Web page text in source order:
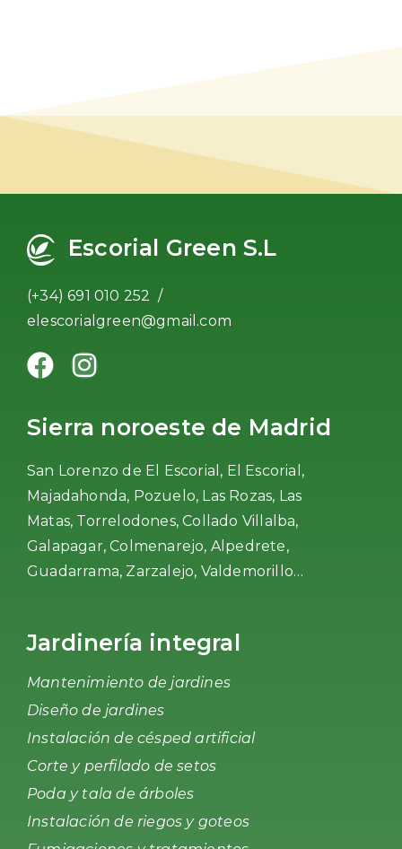
Escorial Green S.L
(+34) 691 010 252 /
elescorialgreen@gmail.com
Sierra noroeste de Madrid
San Lorenzo de El Escorial, El Escorial,
Majadahonda, Pozuelo, Las Rozas, Las
Matas, Torrelodones, Collado Villalba,
Galapagar, Colmenarejo, Alpedrete,
Guadarrama, Zarzalejo, Valdemorillo…
Jardinería integral
Mantenimiento de jardines
Diseño de jardines
Instalación de césped artificial
Corte y perfilado de setos
Poda y tala de árboles
Instalación de riegos y goteos